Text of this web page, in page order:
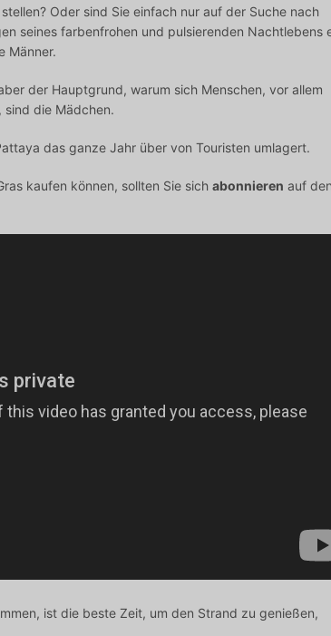
Oder sind Sie einfach nur auf der Suche nach
seines farbenfrohen und pulsierenden Nachtlebens
Männer.
der Hauptgrund, warum sich Menschen, vor allem
sind die Mädchen.
das ganze Jahr über von Touristen umlagert.
kaufen können, sollten Sie sich abonnieren auf den
ist die beste Zeit, um den Strand zu genießen,